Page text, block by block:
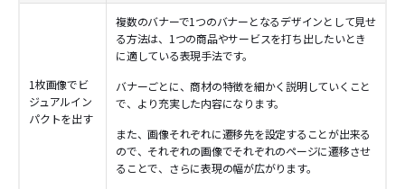
1枚画像でビ
ジュアルイン
パクトを出す
複数のバナーで1つのバナーとなるデザインとして見せ
る方法は、1つの商品やサービスを打ち出したいとき
に適している表現手法です。
バナーごとに、商材の特徴を細かく説明していくこと
で、より充実した内容になります。
また、画像それぞれに遷移先を設定することが出来る
ので、それぞれの画像でそれぞれのページに遷移させ
ることで、さらに表現の幅が広がります。